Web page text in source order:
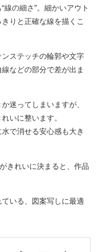
線の細さ”。細かいアウト
りと正確な線を描くこ
ステッチの輪郭や文字
などの部分で差が出ま
迷ってしまいますが、
いに整います。
で消せる安心感も大き
きれいに決まると、作品
いる、図案写しに最適